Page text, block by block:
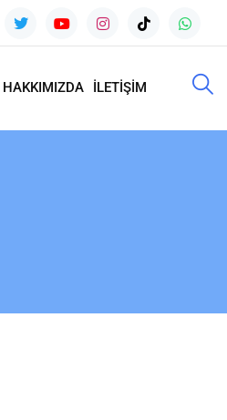
HAKKIMIZDA İLETİŞİM